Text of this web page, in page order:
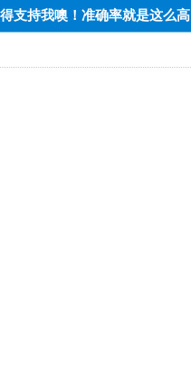
支持我噢！准确率就是这么高